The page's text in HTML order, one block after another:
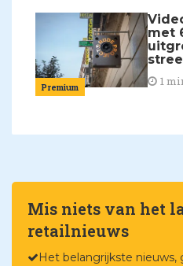
Premium
met
1
Mis niets van het
retailnieuws
Het belangrijkste nieuws,